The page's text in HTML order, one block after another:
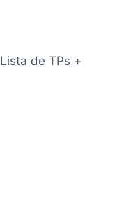
Lista de TPs +